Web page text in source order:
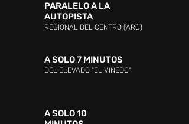
PARALELO A LA
AUTOPISTA
REGIONAL DEL CENTRO (ARC)
A SOLO 7 MINUTOS
DEL ELEVADO "EL VIÑEDO"
A SOLO 10